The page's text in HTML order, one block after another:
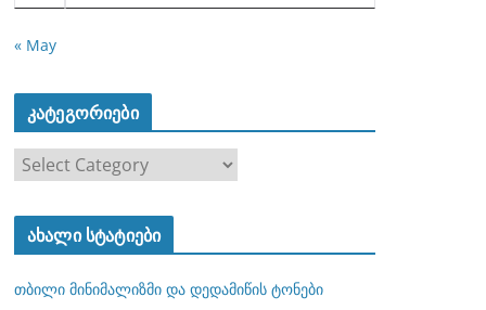
« May
კატეგორიები
ტ
ო
ახალი სტატიები
თბილი მინიმალიზმი და დედამიწის ტონები